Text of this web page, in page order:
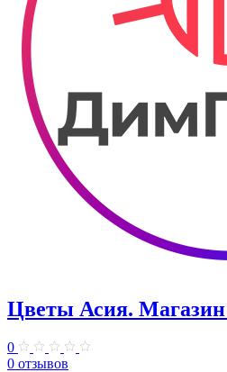
Цветы Асия. Магазин
0
0 отзывов